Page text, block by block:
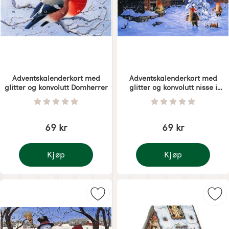
Adventskalenderkort med
glitter og konvolutt Domherrer
Varenummer 5384Vurdering: 0 Stjerne av 5
69 kr
Kjøp
Adventskalenderkort med glitter og konvolutt
Adventskalenderkort med
glitter og konvolutt nisse i
natten
Varenummer 5385Vurdering: 0
69 kr
Kjøp
Adventskalenderkort
Merk adventskalenderkort med